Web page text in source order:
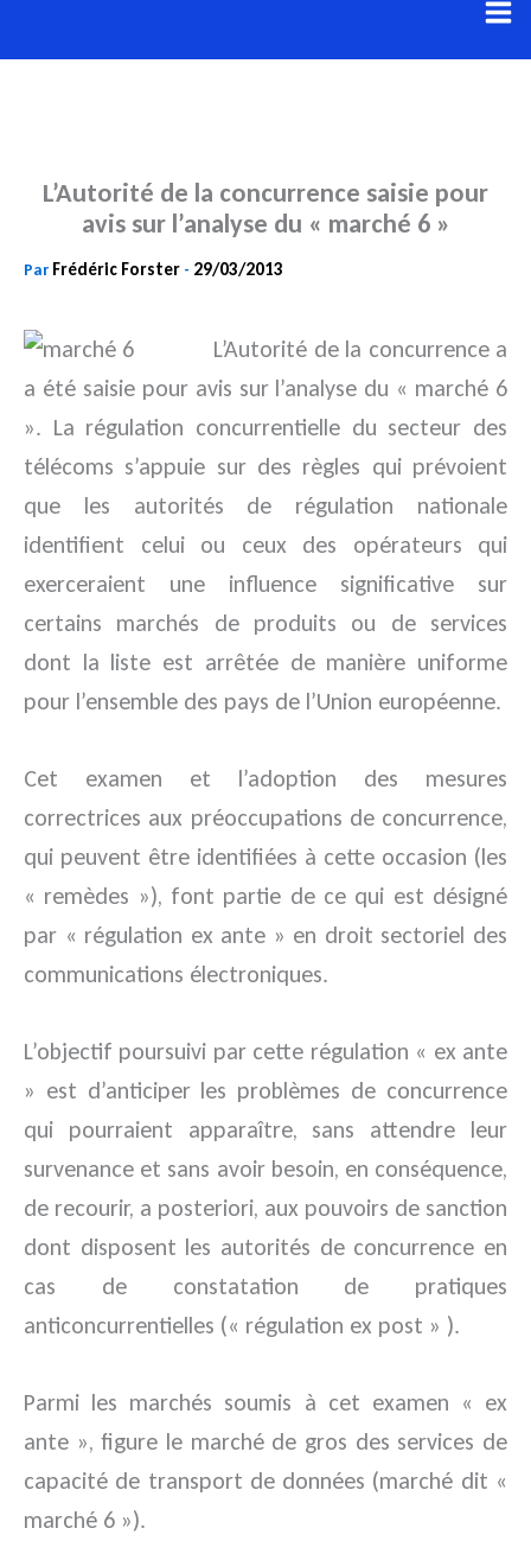
au
L’Autorité de la concurrence saisie pour
avis sur l’analyse du « marché 6 »
Par Frédéric Forster - 29/03/2013
L’Autorité de la concurrence a
a été saisie pour avis sur l’analyse du « marché 6
». La régulation concurrentielle du secteur des
télécoms s’appuie sur des règles qui prévoient
que les autorités de régulation nationale
identifient celui ou ceux des opérateurs qui
exerceraient une influence significative sur
certains marchés de produits ou de services
dont la liste est arrêtée de manière uniforme
pour l’ensemble des pays de l’Union européenne.
Cet examen et l’adoption des mesures
correctrices aux préoccupations de concurrence,
qui peuvent être identifiées à cette occasion (les
« remèdes »), font partie de ce qui est désigné
par « régulation ex ante » en droit sectoriel des
communications électroniques.
L’objectif poursuivi par cette régulation « ex ante
» est d’anticiper les problèmes de concurrence
qui pourraient apparaître, sans attendre leur
survenance et sans avoir besoin, en conséquence,
de recourir, a posteriori, aux pouvoirs de sanction
dont disposent les autorités de concurrence en
cas de constatation de pratiques
anticoncurrentielles (« régulation ex post » ).
Parmi les marchés soumis à cet examen « ex
ante », figure le marché de gros des services de
capacité de transport de données (marché dit «
marché 6 »).